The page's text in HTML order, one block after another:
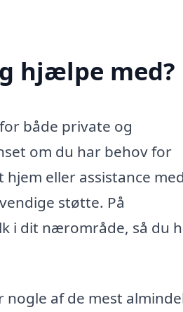
hjælpe med?
både private og
om du har behov for
eller assistance med
støtte. På
i dit nærområde, så du
af de mest